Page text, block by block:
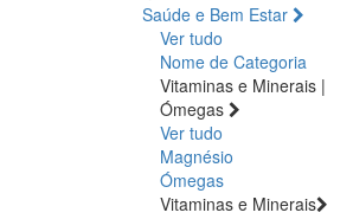
Saúde e Bem Estar
Ver tudo
Nome de Categoria
Vitaminas e Minerais |
Ómegas
Ver tudo
Magnésio
Ómegas
Vitaminas e Minerais